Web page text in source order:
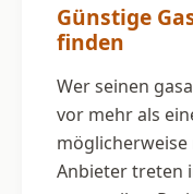
Günstige
finden
Wer seinen
vor mehr als
Anbieter treten